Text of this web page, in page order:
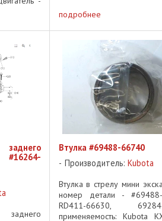
Болт
✅
подробнее
#16264-
Втулка #69488-66740
Производитель: Kubota
Втулка в стрелу мини
номер детали - #69488-
RD411-66630, 69284-
применяемость: Kubota